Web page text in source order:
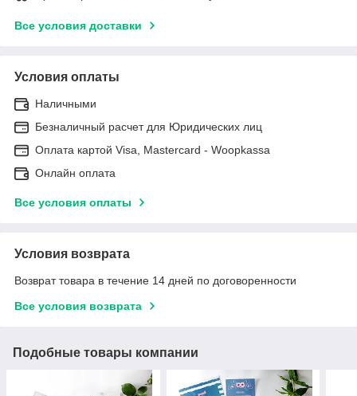
Все условия доставки
Условия оплаты
Наличными
Безналичный расчет для Юридических лиц
Оплата картой Visa, Mastercard - Woopkassa
Онлайн оплата
Все условия оплаты
Условия возврата
Возврат товара в течение 14 дней по договоренности
Все условия возврата
Подобные товары компании